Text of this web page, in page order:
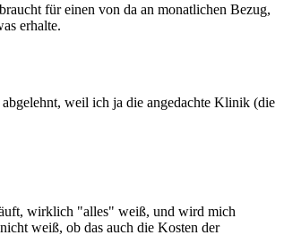
für einen von da an monatlichen Bezug,
erhalte.
weil ich ja die angedachte Klinik (die
wirklich "alles" weiß, und wird mich
weiß, ob das auch die Kosten der